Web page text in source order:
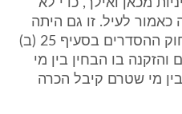
מכאן ואילך, כדי לא
לעיל. זו גם היתה
דרכו של המחוקק הראשי בחוק ההסדרים בסעיף 25 (ב)
בו הבחין בין מי
מי שטרם קיבל הכרה